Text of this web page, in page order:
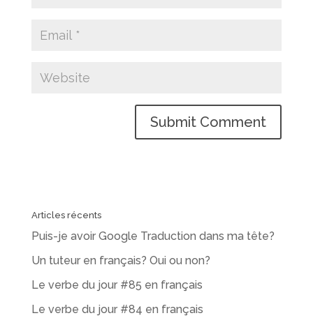
Articles récents
Puis-je avoir Google Traduction dans ma tête?
Un tuteur en français? Oui ou non?
Le verbe du jour #85 en français
Le verbe du jour #84 en français